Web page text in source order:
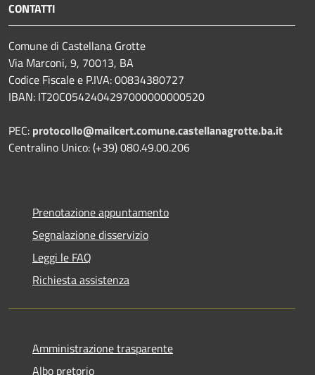
CONTATTI
Comune di Castellana Grotte
Via Marconi, 9, 70013, BA
Codice Fiscale e P.IVA: 00834380727
IBAN: IT20C0542404297000000000520
PEC: protocollo@mailcert.comune.castellanagrotte.ba.it
Centralino Unico: (+39) 080.49.00.206
Prenotazione appuntamento
Segnalazione disservizio
Leggi le FAQ
Richiesta assistenza
Amministrazione trasparente
Albo pretorio